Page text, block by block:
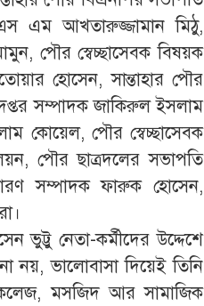
এম আখতারুজ্জামান মিঠু,
পৌর স্বেচ্ছাসেবক বিষয়ক
হোসেন, সান্তাহার পৌর
সম্পাদক জাকিরুল ইসলাম
কোয়েল, পৌর স্বেচ্ছাসেবক
পৌর ছাত্রদলের সভাপতি
সম্পাদক ফারুক হোসেন,
ভুট্টু নেতা-কর্মীদের উদ্দেশে
নয়, ভালোবাসা দিয়েই তিনি
কলেজ, মসজিদ আর সামাজিক